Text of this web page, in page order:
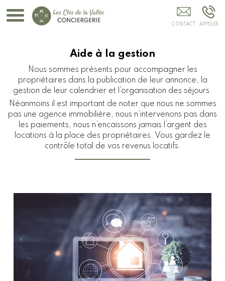
Aide à la gestion
Nous sommes présents pour accompagner les
propriétaires dans la publication de leur annonce, la
gestion de leur calendrier et l’organisation des séjours.
Néanmoins il est important de noter que nous ne sommes
pas une agence immobilière, nous n’intervenons pas dans
les paiements, nous n’encaissons jamais l’argent des
locations à la place des propriétaires. Vous gardez le
contrôle total de vos revenus locatifs.